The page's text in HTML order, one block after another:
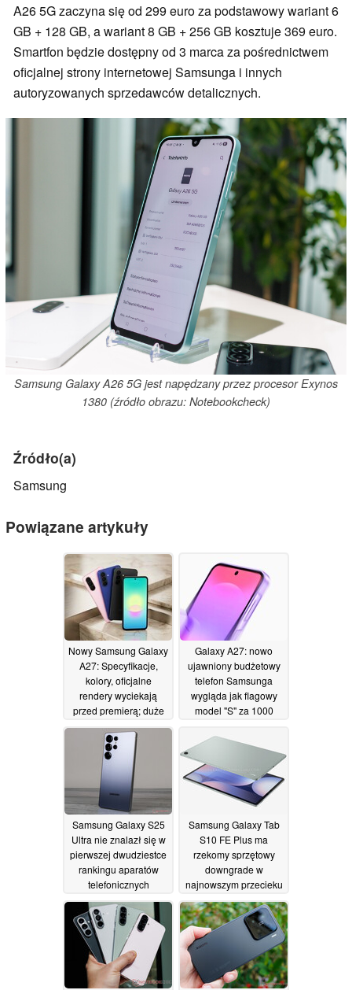
A26 5G zaczyna się od 299 euro za podstawowy wariant 6
GB + 128 GB, a wariant 8 GB + 256 GB kosztuje 369 euro.
Smartfon będzie dostępny od 3 marca za pośrednictwem
oficjalnej strony internetowej Samsunga i innych
autoryzowanych sprzedawców detalicznych.
Samsung Galaxy A26 5G jest napędzany przez procesor Exynos
1380 (źródło obrazu: Notebookcheck)
Źródło(a)
Samsung
Powiązane artykuły
Nowy Samsung Galaxy
A27: Specyfikacje,
kolory, oficjalne
rendery wyciekają
przed premierą; duże
obniżki napiwków
26/05/2026
Galaxy A27: nowo
ujawniony budżetowy
telefon Samsunga
wygląda jak flagowy
model "S" za 1000
Samsung Galaxy S25
Ultra nie znalazł się w
pierwszej dwudziestce
rankingu aparatów
telefonicznych
DxOMark, plasując się
za Google Pixel 8
03/03/2025
Samsung Galaxy Tab
S10 FE Plus ma
rzekomy sprzętowy
downgrade w
najnowszym przecieku
02/03/2025